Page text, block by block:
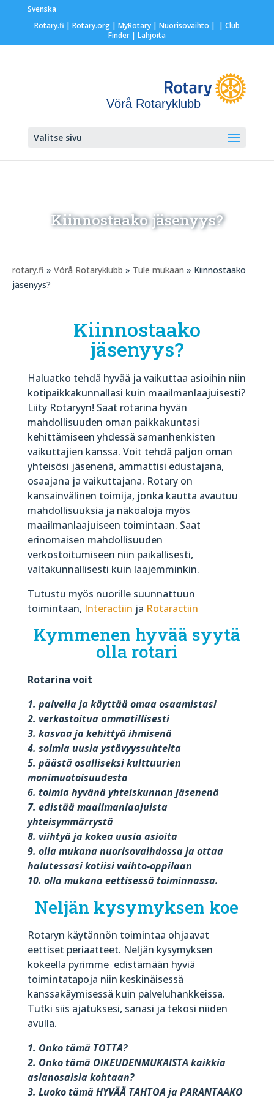
Svenska
Rotary.fi | Rotary.org| MyRotary | Nuorisovaihto | | Club
Finder| Lahjoita
Vörå Rotaryklubb
Valitse sivu
Kiinnostaako jäsenyys?
rotary.fi » Vörå Rotaryklubb » Tule mukaan » Kiinnostaako
jäsenyys?
Kiinnostaako
jäsenyys?
Haluatko tehdä hyvää ja vaikuttaa asioihin niin
kotipaikkakunnallasi kuin maailmanlaajuisesti?
Liity Rotaryyn! Saat rotarina hyvän
mahdollisuuden oman paikkakuntasi
kehittämiseen yhdessä samanhenkisten
vaikuttajien kanssa. Voit tehdä paljon oman
yhteisösi jäsenenä, ammattisi edustajana,
osaajana ja vaikuttajana. Rotary on
kansainvälinen toimija, jonka kautta avautuu
mahdollisuuksia ja näköaloja myös
maailmanlaajuiseen toimintaan. Saat
erinomaisen mahdollisuuden
verkostoitumiseen niin paikallisesti,
valtakunnallisesti kuin laajemminkin.
Tutustu myös nuorille suunnattuun
toimintaan, Interactiin ja Rotaractiin
Kymmenen hyvää syytä
olla rotari
Rotarina voit
1. palvella ja käyttää omaa osaamistasi
2. verkostoitua ammatillisesti
3. kasvaa ja kehittyä ihmisenä
4. solmia uusia ystävyyssuhteita
5. päästä osalliseksi kulttuurien
monimuotoisuudesta
6. toimia hyvänä yhteiskunnan jäsenenä
7. edistää maailmanlaajuista
yhteisymmärrystä
8. viihtyä ja kokea uusia asioita
9. olla mukana nuorisovaihdossa ja ottaa
halutessasi kotiisi vaihto-oppilaan
10. olla mukana eettisessä toiminnassa.
Neljän kysymyksen koe
Rotaryn käytännön toimintaa ohjaavat
eettiset periaatteet. Neljän kysymyksen
kokeella pyrimme edistämään hyviä
toimintatapoja niin keskinäisessä
kanssakäymisessä kuin palveluhankkeissa.
Tutki siis ajatuksesi, sanasi ja tekosi niiden
avulla.
1. Onko tämä TOTTA?
2. Onko tämä OIKEUDENMUKAISTA kaikkia
asianosaisia kohtaan?
3. Luoko tämä HYVÄÄ TAHTOA ja PARANTAAKO